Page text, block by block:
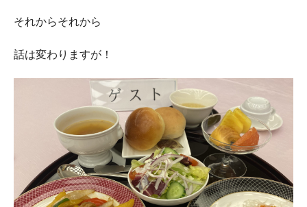
それからそれから
話は変わりますが！